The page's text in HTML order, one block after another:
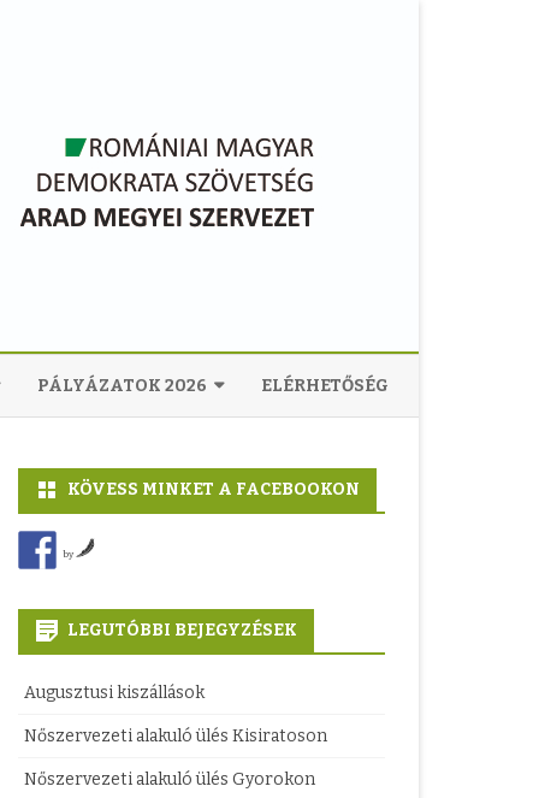
PÁLYÁZATOK 2026
KÖZPONT
ARAD MUNICÍPIUMI KULTURÁLIS
KÖZPONT
BETHLEN GÁBOR ALAPÍTVÁNY
ETNIKUMKÖZI KAPCSOLATOK
ELÉRHETŐSÉG
KÖVESS MINKET A FACEBOOKON
by
LEGUTÓBBI BEJEGYZÉSEK
Augusztusi kiszállások
Nőszervezeti alakuló ülés Kisiratoson
Nőszervezeti alakuló ülés Gyorokon